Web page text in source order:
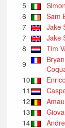
5
6
Sam
7
Jake
7
Jake
8
Tim
9
10
11
12
13
14